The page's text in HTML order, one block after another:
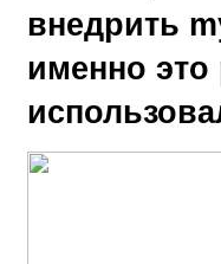
внедрить
именно